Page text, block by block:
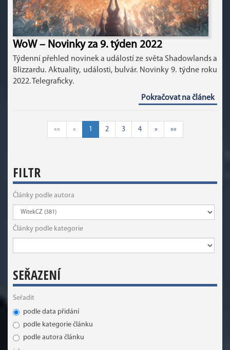
WoW – Novinky za 9. týden 2022
Týdenní přehled novinek a událostí ze světa Shadowlands a
Blizzardu. Aktuality, události, bulvár. Novinky 9. týdne roku
2022. Telegraficky.
Pokračovat na článek
«« « 1 2 3 4 » »»
FILTR
Články podle autora
Články podle kategorie
SEŘAZENÍ
Seřadit
podle data přidání
podle kategorie článku
podle autora článku